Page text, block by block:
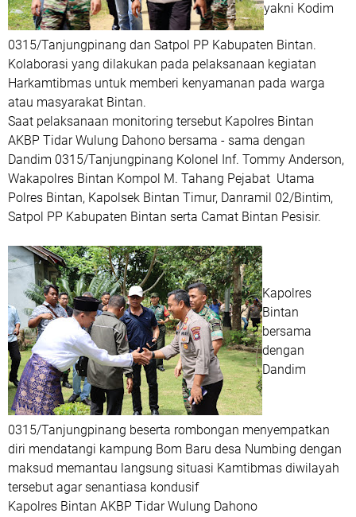
yakni Kodim
0315/Tanjungpinang dan Satpol PP Kabupaten Bintan.
Kolaborasi yang dilakukan pada pelaksanaan kegiatan
Harkamtibmas untuk memberi kenyamanan pada warga
atau masyarakat Bintan.
Saat pelaksanaan monitoring tersebut Kapolres Bintan
AKBP Tidar Wulung Dahono bersama - sama dengan
Dandim 0315/Tanjungpinang Kolonel Inf. Tommy Anderson,
Wakapolres Bintan Kompol M. Tahang Pejabat Utama
Polres Bintan, Kapolsek Bintan Timur, Danramil 02/Bintim,
Satpol PP Kabupaten Bintan serta Camat Bintan Pesisir.
Kapolres
Bintan
bersama
dengan
Dandim
0315/Tanjungpinang beserta rombongan menyempatkan
diri mendatangi kampung Bom Baru desa Numbing dengan
maksud memantau langsung situasi Kamtibmas diwilayah
tersebut agar senantiasa kondusif
Kapolres Bintan AKBP Tidar Wulung Dahono